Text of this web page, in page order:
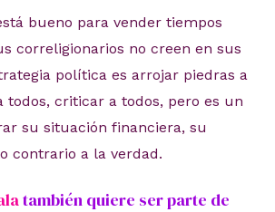
bueno para vender tiempos
correligionarios no creen en sus
política es arrojar piedras a
todos, criticar a todos, pero es un
su situación financiera, su
contrario a la verdad.
también quiere ser parte de